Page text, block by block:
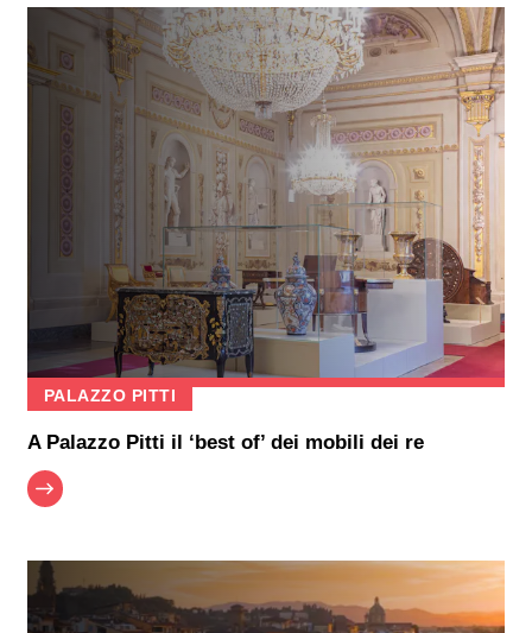
PALAZZO PITTI
A Palazzo Pitti il ‘best of’ dei mobili dei re